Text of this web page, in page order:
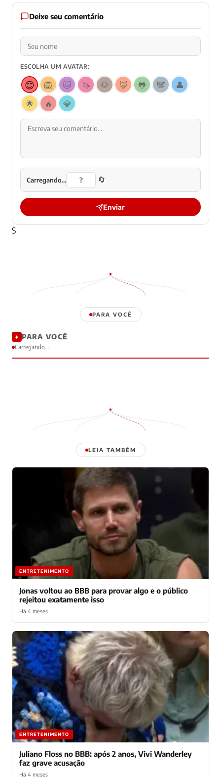
Deixe seu comentário
ESCOLHA UM AVATAR:
😊 🦁 🐱 🦄 🐶 🦊 🐸 🐼
👤
🌟
🔥 💎
Carregando... 🔄
Enviar
$
PARA VOCÊ
✦ PARA VOCÊ
Carregando...
LEIA TAMBÉM
ENTRETENIMENTO
Jonas voltou ao BBB para provar algo e o público
rejeitou exatamente isso
Há 4 meses
ENTRETENIMENTO
Juliano Floss no BBB: após 2 anos, Vivi Wanderley
faz grave acusação
Há 4 meses